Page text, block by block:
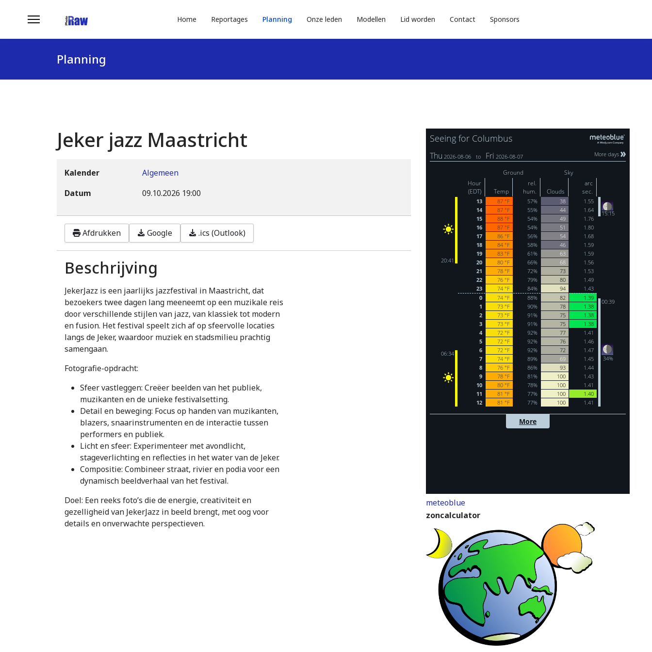
Home Reportages Planning Onze leden Modellen Lid worden Contact Sponsors
Planning
Jeker jazz Maastricht
Kalender
Algemeen
Datum
09.10.2026 19:00
Afdrukken Google .ics (Outlook)
Beschrijving
JekerJazz is een jaarlijks jazzfestival in Maastricht, dat
bezoekers twee dagen lang meeneemt op een muzikale reis
door verschillende stijlen van jazz, van klassiek tot modern
en fusion. Het festival speelt zich af op sfeervolle locaties
langs de Jeker, waardoor muziek en stadsmilieu prachtig
samengaan.
Fotografie-opdracht:
Sfeer vastleggen: Creëer beelden van het publiek,
muzikanten en de unieke festivalsetting.
Detail en beweging: Focus op handen van muzikanten,
blazers, snaarinstrumenten en de interactie tussen
performers en publiek.
Licht en sfeer: Experimenteer met avondlicht,
stageverlichting en reflecties in het water van de Jeker.
Compositie: Combineer straat, rivier en podia voor een
dynamisch beeldverhaal van het festival.
Doel: Een reeks foto’s die de energie, creativiteit en
gezelligheid van JekerJazz in beeld brengt, met oog voor
details en onverwachte perspectieven.
meteoblue
zoncalculator